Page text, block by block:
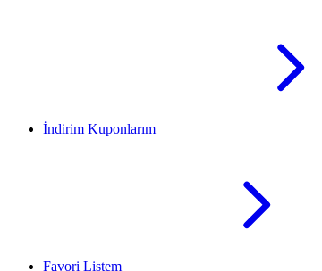
İndirim Kuponlarım
Favori Listem